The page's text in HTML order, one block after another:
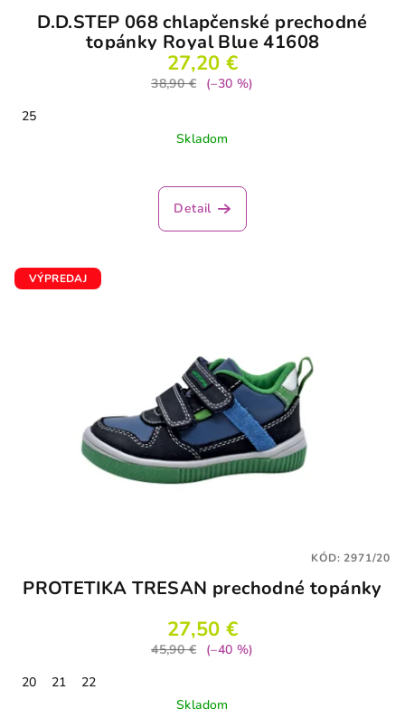
D.D.STEP 068 chlapčenské prechodné
topánky Royal Blue 41608
27,20 €
38,90 €
(–30 %)
25
Skladom
Detail
VÝPREDAJ
PROTETIKA TRESAN prechodné topánky
27,50 €
45,90 €
(–40 %)
20
21
22
Skladom
KÓD:2971/20